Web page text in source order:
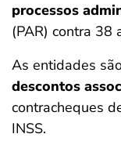
processos
(PAR) contra 38
As entidades
descontos
contracheques
INSS.